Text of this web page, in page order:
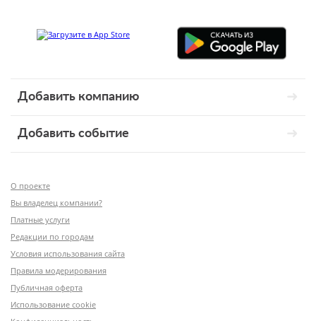
Добавить компанию
Добавить событие
О проекте
Вы владелец компании?
Платные услуги
Редакции по городам
Условия использования сайта
Правила модерирования
Публичная оферта
Использование cookie